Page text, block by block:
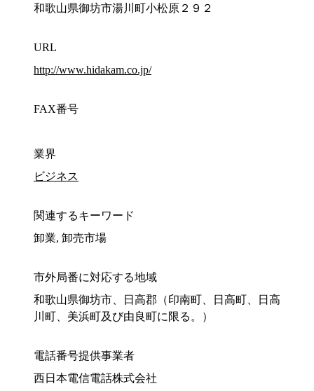
和歌山県御坊市湯川町小松原２９２
URL
http://www.hidakam.co.jp/
FAX番号
業界
ビジネス
関連するキーワード
卸業, 卸売市場
市外局番に対応する地域
和歌山県御坊市、日高郡（印南町、日高町、日高
川町、美浜町及び由良町に限る。）
電話番号提供事業者
西日本電信電話株式会社